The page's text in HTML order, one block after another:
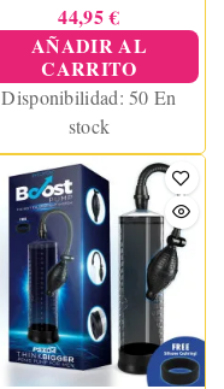
44,95 €
AÑADIR AL
CARRITO
Disponibilidad:50 En
stock